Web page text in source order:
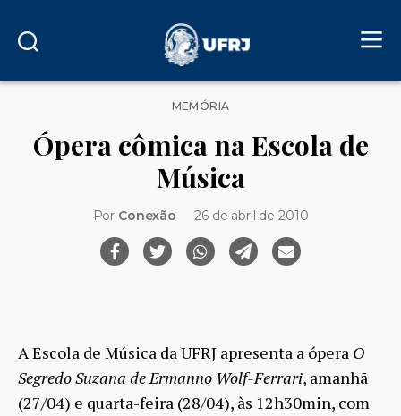
Categorias
MEMÓRIA
Ópera cômica na Escola de
Música
Por Conexão 26 de abril de 2010
A Escola de Música da UFRJ apresenta a ópera O
Segredo Suzana de Ermanno Wolf-Ferrari, amanhã
(27/04) e quarta-feira (28/04), às 12h30min, com